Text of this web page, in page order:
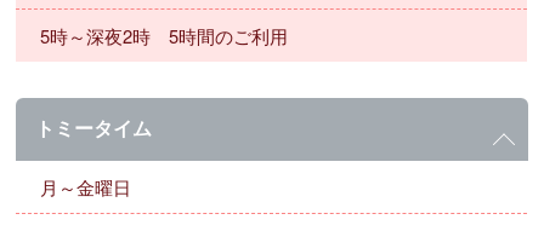
5時～深夜2時 5時間のご利用
トミータイム
月～金曜日